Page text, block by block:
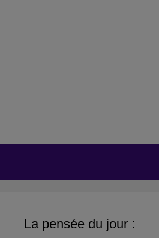
La pensée du jour :